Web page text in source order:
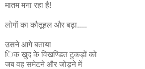
मातम मना रहा है!
लोगों का कौतूहल और बढ़ा.....
उसने आगे बताया
िक खुद के विखण्डित टुकड़ों को
जब वह समेटने और जोड़ने में